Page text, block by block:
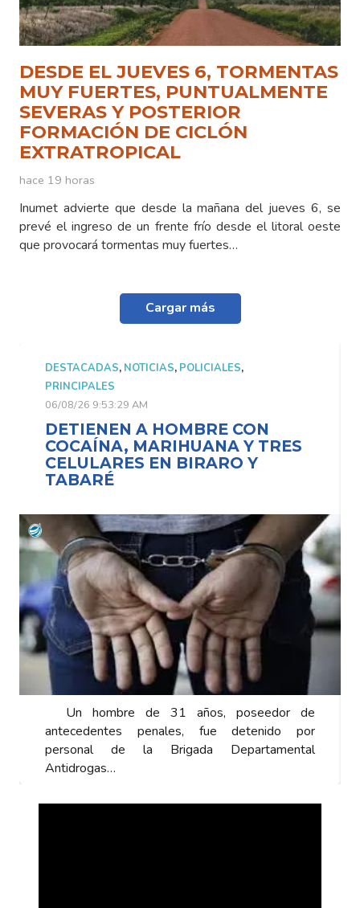
DESDE EL JUEVES 6, TORMENTAS
MUY FUERTES, PUNTUALMENTE
SEVERAS Y POSTERIOR
FORMACIÓN DE CICLÓN
EXTRATROPICAL
hace 19 horas
Inumet advierte que desde la mañana del jueves 6, se
prevé el ingreso de un frente frío desde el litoral oeste
que provocará tormentas muy fuertes…
Cargar más
DESTACADAS, NOTICIAS, POLICIALES,
PRINCIPALES
06/08/26 9:53:29 AM
DETIENEN A HOMBRE CON
COCAÍNA, MARIHUANA Y TRES
CELULARES EN BIRARO Y
TABARÉ
Un hombre de 31 años, poseedor de
antecedentes penales, fue detenido por
personal de la Brigada Departamental
Antidrogas…